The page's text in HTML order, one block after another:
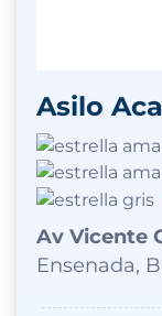
Asilo
Av Vicente
Ensenada,